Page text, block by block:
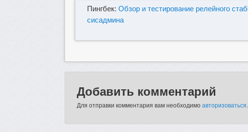
Пингбек:Обзор и тестирование релейного
сисадмина
Добавить комментарий
Для отправки комментария вам необходимоавторизоваться